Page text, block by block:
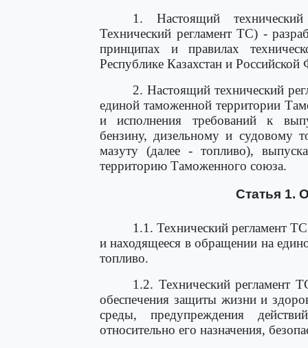
1. Настоящий
Технический регламент ТС) -
принципах и правилах
Республике Казахстан и
2. Настоящий технический
единой таможенной территории
и исполнения требований к
бензину, дизельному и судовому
мазуту (далее - топливо),
территорию Таможенного союза.
Статья 1.
1.1. Технический регламент
и находящееся в обращении на
топливо.
1.2. Технический регламент
обеспечения защиты жизни и
среды, предупреждения
относительно его назначения,